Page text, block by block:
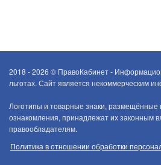
2018 - 2026 © ПравоКабинет -
льготах. Сайт является некоммерческим
Логотипы и товарные знаки, размещённые
ознакомления, принадлежат их законным
правообладателям.
Политика в отношении обработки